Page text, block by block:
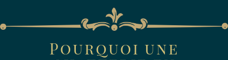
Pourquoi une